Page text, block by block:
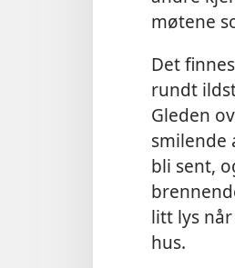
møtene
Det
rundt
Gleden
smilende
bli sent,
litt lys
hus.